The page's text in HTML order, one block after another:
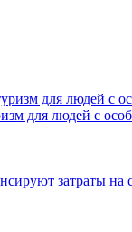
для людей с
затраты